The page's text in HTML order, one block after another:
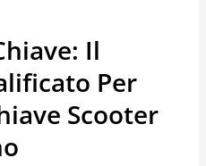
Il
Per
Scooter